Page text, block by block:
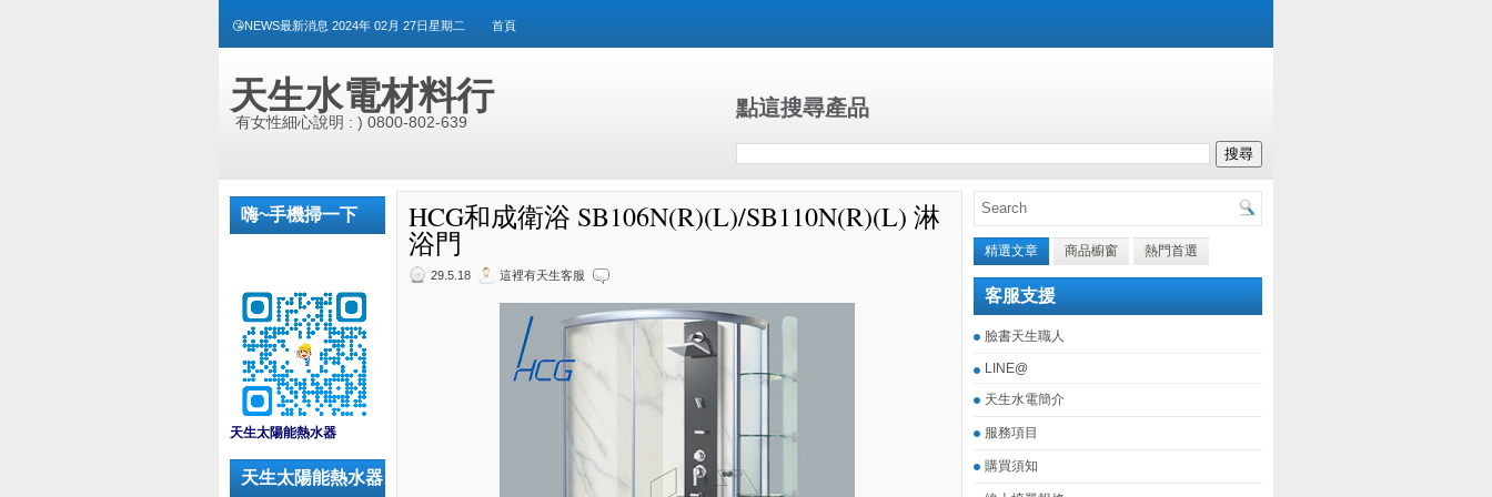
😘NEWS最新消息 2024年 02月 27日星期二 首頁
天生水電材料行
有女性細心說明 : ) 0800-802-639
點這搜尋產品
嗨~手機掃一下
天生太陽能熱水器
天生太陽能熱水器
HCG和成衛浴 SB106N(R)(L)/SB110N(R)(L) 淋
浴門
29.5.18 這裡有天生客服
精選文章 商品櫥窗 熱門首選
客服支援
臉書天生職人
LINE@
天生水電簡介
服務項目
購買須知